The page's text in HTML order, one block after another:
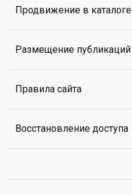
Продвижение в каталоге
Размещение публикаций
Правила сайта
Восстановление доступа